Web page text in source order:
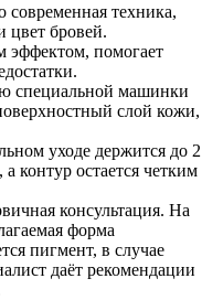
техника,
цвет бровей.
эффектом, помогает
специальной машинки
слой кожи,
уходе держится до 2
контур остается четким
консультация. На
форма
пигмент, в случае
даёт рекомендации